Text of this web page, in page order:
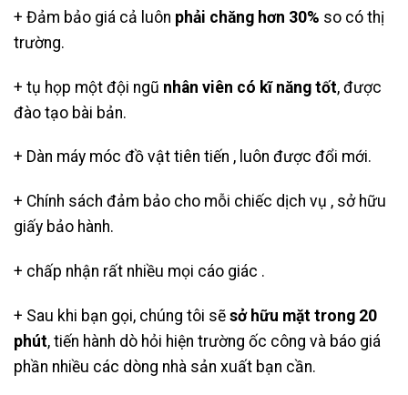
+ Đảm bảo giá cả luôn phải chăng hơn 30% so có thị
trường.
+ tụ họp một đội ngũ nhân viên có kĩ năng tốt, được
đào tạo bài bản.
+ Dàn máy móc đồ vật tiên tiến , luôn được đổi mới.
+ Chính sách đảm bảo cho mỗi chiếc dịch vụ , sở hữu
giấy bảo hành.
+ chấp nhận rất nhiều mọi cáo giác .
+ Sau khi bạn gọi, chúng tôi sẽ sở hữu mặt trong 20
phút, tiến hành dò hỏi hiện trường ốc công và báo giá
phần nhiều các dòng nhà sản xuất bạn cần.